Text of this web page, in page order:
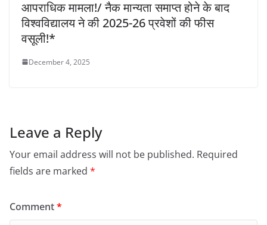
आपराधिक मामला!/ नैक मान्यता समाप्त होने के बाद
विश्वविद्यालय ने की 2025-26 प्रवेशों की फीस
वसूली!*
December 4, 2025
Leave a Reply
Your email address will not be published. Required
fields are marked *
Comment*